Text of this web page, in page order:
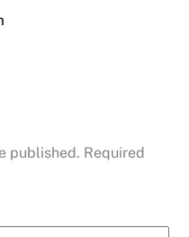
published. Required